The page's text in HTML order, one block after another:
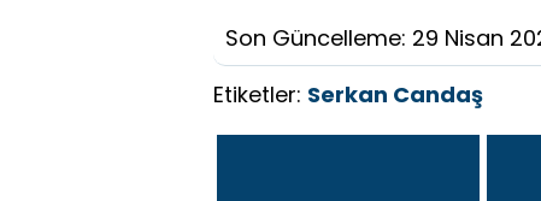
Son Güncelleme: 29 Nisan
Etiketler: Serkan Candaş